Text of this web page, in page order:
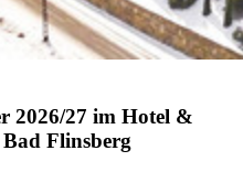
2026/27 im Hotel &
Flinsberg